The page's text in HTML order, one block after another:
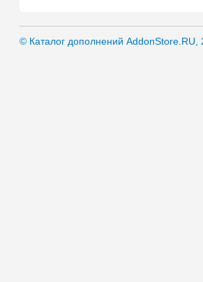
© Каталог дополнений AddonStore.RU,